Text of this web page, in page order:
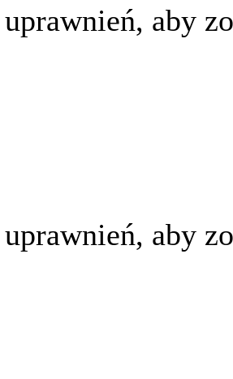
uprawnień, aby
uprawnień, aby